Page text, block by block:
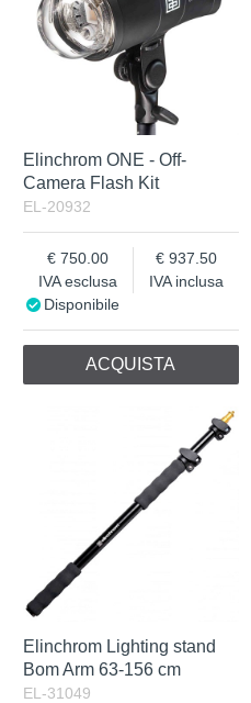
Elinchrom ONE - Off-
Camera Flash Kit
EL-20932
IVA esclusa
750.00
IVA inclusa
937.50
Disponibile
ACQUISTA
Elinchrom Lighting stand
Bom Arm 63-156 cm
EL-31049